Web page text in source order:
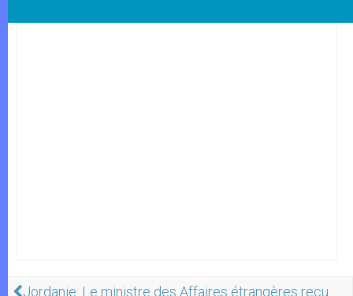
Jordanie: Le ministre des Affaires étrangères reçu